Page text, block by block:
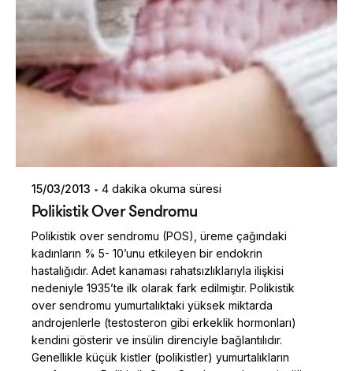
15/03/2013 4 dakika okuma süresi
Polikistik Over Sendromu
Polikistik over sendromu (POS), üreme çağındaki
kadınların % 5- 10’unu etkileyen bir endokrin
hastalığıdır. Adet kanaması rahatsızlıklarıyla ilişkisi
nedeniyle 1935’te ilk olarak fark edilmiştir. Polikistik
over sendromu yumurtalıktaki yüksek miktarda
androjenlerle (testosteron gibi erkeklik hormonları)
kendini gösterir ve insülin direnciyle bağlantılıdır.
Genellikle küçük kistler (polikistler) yumurtalıkların